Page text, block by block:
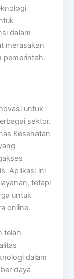
dalam
merasakan
pemerintah.
untuk
sektor.
Kesehatan
Aplikasi ini
tetapi
untuk
online.
telah
dalam
daya